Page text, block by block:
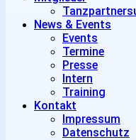
News & Events
Events
Termine
Presse
Intern
Training
Kontakt
Impressum
Datenschutz